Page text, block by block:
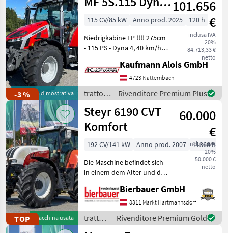
-3 %
Macchina dimostrativa
4 Efficient
101.656
€
inclusa IVA
20%
84.713,33 €
netto
115 CV/85 kW Anno prod. 2025
120 h
Niedrigkabine LP !!!! 275cm
- 115 PS - Dyna 4, 40 km/h
Hydraulikpumpe - Load
Sensing - 4 DW Steuergeräte
am Heck (2 elektrisch, 2
mechan
Kaufmann Alois GmbH
4723 Natternbach
trattori
/
Massey
Ferguson
Rivenditore Premium Plus
TOP Macchina usata
Steyr 6190 CVT
Komfort
60.000
€
inclusa IVA
20%
50.000 €
netto
192 CV/141 kW Anno prod. 2007
11360 h
Die Maschine befindet sich
in einem dem Alter und der
Zustand und kann nach
telefonischer Vereinbarung
gerne vor Ort besichtigt
und geprüft we
Bierbauer GmbH
8311 Markt Hartmannsdorf
trattori
/ Steyr
Rivenditore Premium Gold